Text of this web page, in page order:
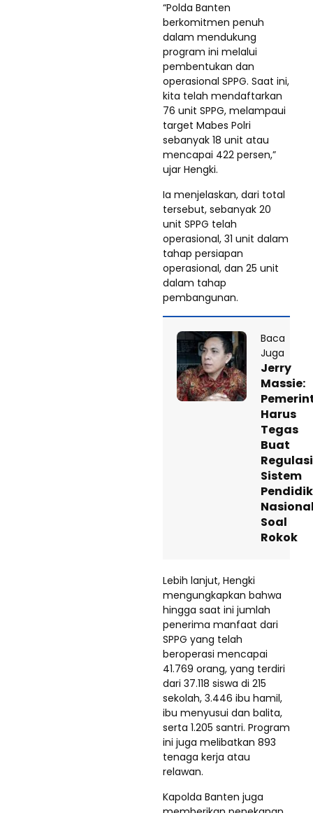
“Polda Banten
berkomitmen penuh
dalam mendukung
program ini melalui
pembentukan dan
operasional SPPG. Saat ini,
kita telah mendaftarkan
76 unit SPPG, melampaui
target Mabes Polri
sebanyak 18 unit atau
mencapai 422 persen,”
ujar Hengki.
Ia menjelaskan, dari total
tersebut, sebanyak 20
unit SPPG telah
operasional, 31 unit dalam
tahap persiapan
operasional, dan 25 unit
dalam tahap
pembangunan.
Baca
Juga
Jerry
Massie:
Harus
Tegas
Buat
Regulasi
Sistem
Soal
Rokok
Lebih lanjut, Hengki
mengungkapkan bahwa
hingga saat ini jumlah
penerima manfaat dari
SPPG yang telah
beroperasi mencapai
41.769 orang, yang terdiri
dari 37.118 siswa di 215
sekolah, 3.446 ibu hamil,
ibu menyusui dan balita,
serta 1.205 santri. Program
ini juga melibatkan 893
tenaga kerja atau
relawan.
Kapolda Banten juga